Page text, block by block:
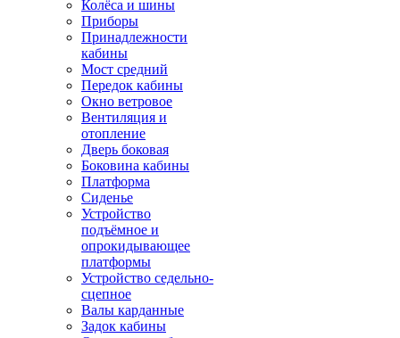
Колёса и шины
Приборы
Принадлежности
кабины
Мост средний
Передок кабины
Окно ветровое
Вентиляция и
отопление
Дверь боковая
Боковина кабины
Платформа
Сиденье
Устройство
подъёмное и
опрокидывающее
платформы
Устройство седельно-
сцепное
Валы карданные
Задок кабины